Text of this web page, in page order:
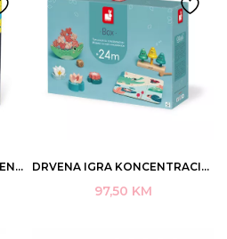
DOMINE MUZICKI INSTRUMENTI JANOD ART. J02623 DRVENA IGRA KONCENTRACIJE JANOD 24+ ART.J04065
97,50 KM